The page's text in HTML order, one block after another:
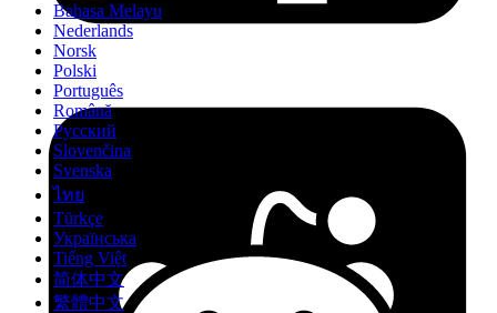
Bahasa Melayu
Nederlands
Norsk
Polski
Português
Română
Русский
Slovenčina
Svenska
ไทย
Türkçe
Українська
Tiếng Việt
简体中文
繁體中文